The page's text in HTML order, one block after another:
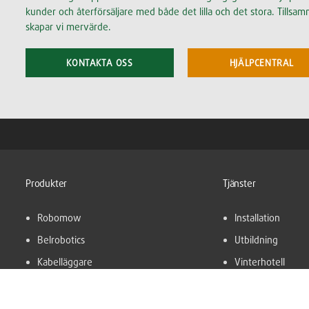
kunder och återförsäljare med både det lilla och det stora.
skapar vi mervärde.
KONTAKTA OSS HJÄLPCENTRAL
Produkter
Robomow
Belrobotics
Kabelläggare
Tjänster
Installation
Utbildning
Vinterhotell